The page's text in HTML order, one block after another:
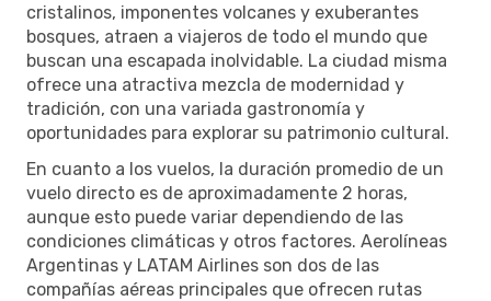
cristalinos, imponentes volcanes y exuberantes
bosques, atraen a viajeros de todo el mundo que
buscan una escapada inolvidable. La ciudad misma
ofrece una atractiva mezcla de modernidad y
tradición, con una variada gastronomía y
oportunidades para explorar su patrimonio cultural.
En cuanto a los vuelos, la duración promedio de un
vuelo directo es de aproximadamente 2 horas,
aunque esto puede variar dependiendo de las
condiciones climáticas y otros factores. Aerolíneas
Argentinas y LATAM Airlines son dos de las
compañías aéreas principales que ofrecen rutas